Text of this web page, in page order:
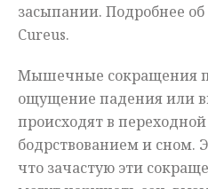
засыпании. Подробнее
Cureus.
Мышечные сокращения
ощущение падения или
происходят в
бодрствованием и сном.
что зачастую эти